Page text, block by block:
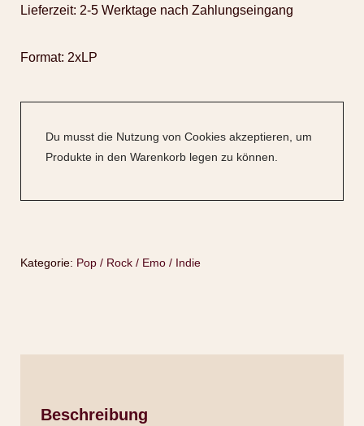
Lieferzeit: 2-5 Werktage nach Zahlungseingang
Format: 2xLP
Du musst die Nutzung von Cookies akzeptieren, um
Produkte in den Warenkorb legen zu können.
Kategorie: Pop / Rock / Emo / Indie
Beschreibung